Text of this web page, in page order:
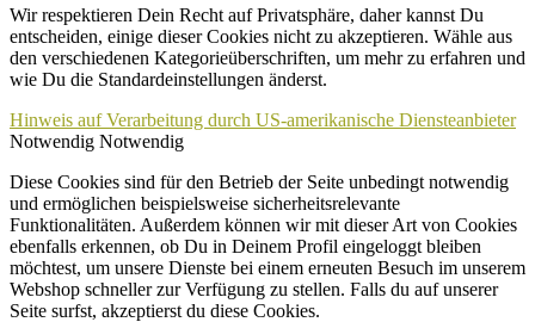
Wir respektieren Dein Recht auf Privatsphäre, daher kannst Du
entscheiden, einige dieser Cookies nicht zu akzeptieren. Wähle aus
den verschiedenen Kategorieüberschriften, um mehr zu erfahren und
wie Du die Standardeinstellungen änderst.
Hinweis auf Verarbeitung durch US-amerikanische Diensteanbieter
Notwendig Notwendig
Diese Cookies sind für den Betrieb der Seite unbedingt notwendig
und ermöglichen beispielsweise sicherheitsrelevante
Funktionalitäten. Außerdem können wir mit dieser Art von Cookies
ebenfalls erkennen, ob Du in Deinem Profil eingeloggt bleiben
möchtest, um unsere Dienste bei einem erneuten Besuch im unserem
Webshop schneller zur Verfügung zu stellen. Falls du auf unserer
Seite surfst, akzeptierst du diese Cookies.